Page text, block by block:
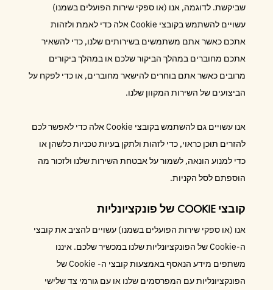
שביקשת. לדוגמה, אנו (או ספקי שירות הפועלים בשמנו)
עשויים להשתמש בקובצי Cookie אלה כדי לאמת ולזהות
אתכם כאשר אתם משתמשים בשירותים שלנו, כדי להשאיר
אתכם מחוברים במהלך הביקור שלכם או במהלך ביקורים
מרובים כאשר אתם בוחרים להישאר מחוברים, או כדי לפקח על
הביצועים של השירות המקוון שלנו.
אנו עשויים גם להשתמש בקובצי Cookie אלה כדי לאפשר לכם
להזרים תוכן כראוי, כדי לזהות ולתקן בעיות טכניות כלשהן או
כדי למנוע הונאה, לשמור על אבטחת השירות שלנו ולזכור מה
הוספתם לסל הקניות.
קובצי COOKIE של פונקציונליות
אנו (או ספקי שירות הפועלים בשמנו) עשויים להציב את קובצי
ה-Cookie של הפונקציונליות שלנו במכשיר שלכם. איננו
משתפים מידע הנאסף באמצעות קובצי ה- Cookie של
הפונקציונליות עם המפרסמים שלנו או עם גורמי צד שלישי